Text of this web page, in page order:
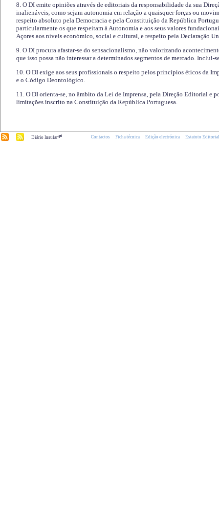
8. O DI emite opiniões através de editoriais da responsabilidade da sua
inalienáveis, como sejam autonomia em relação a quaisquer forças ou
respeito absoluto pela Democracia e pela Constituição da República
particularmente os que respeitam à Autonomia e aos seus valores
Açores aos níveis económico, social e cultural, e respeito pela Declaração
9. O DI procura afastar-se do sensacionalismo, não valorizando
que isso possa não interessar a determinados segmentos de mercado.
10. O DI exige aos seus profissionais o respeito pelos princípios éticos da
e o Código Deontológico.
11. O DI orienta-se, no âmbito da Lei de Imprensa, pela Direção Editorial e
limitações inscrito na Constituição da República Portuguesa.
Diário Insular.pt Contactos Ficha técnica Edição electrónica Estatuto Editorial